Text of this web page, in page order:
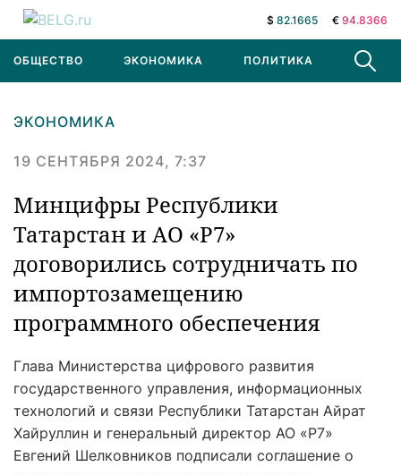
$ 82.1665 € 94.8366
ОБЩЕСТВО ЭКОНОМИКА ПОЛИТИКА В МИРЕ
ЭКОНОМИКА
19 СЕНТЯБРЯ 2024, 7:37
Минцифры Республики
Татарстан и АО «Р7»
договорились сотрудничать по
импортозамещению
программного обеспечения
Глава Министерства цифрового развития
государственного управления, информационных
технологий и связи Республики Татарстан Айрат
Хайруллин и генеральный директор АО «Р7»
Евгений Шелковников подписали соглашение о